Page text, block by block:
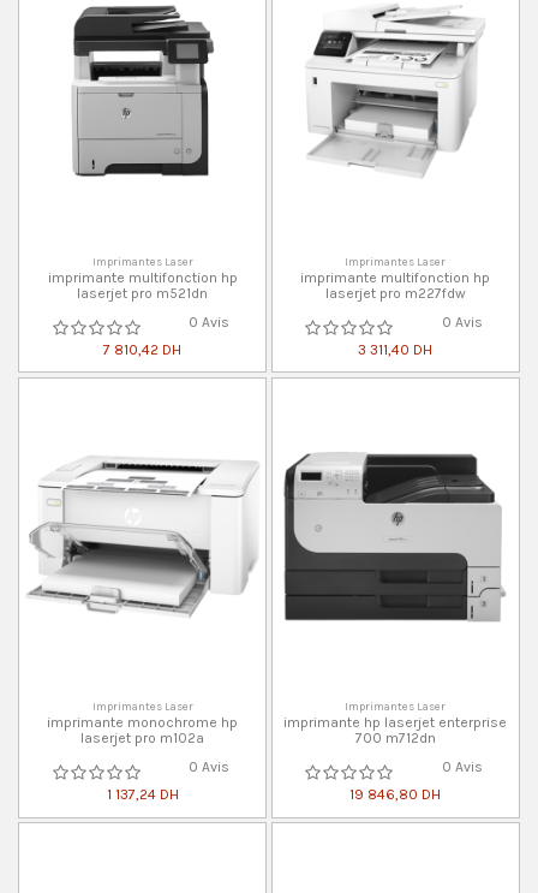
Imprimantes Laser
imprimante multifonction hp
laserjet pro m521dn
0 Avis
7 810,42 DH
Imprimantes Laser
imprimante multifonction hp
laserjet pro m227fdw
0 Avis
3 311,40 DH
Imprimantes Laser
imprimante monochrome hp
laserjet pro m102a
0 Avis
1 137,24 DH
Imprimantes Laser
imprimante hp laserjet enterprise
700 m712dn
0 Avis
19 846,80 DH